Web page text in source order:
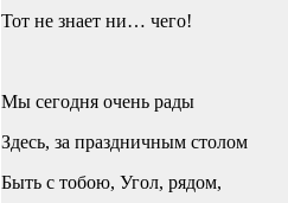
Тот не знает ни… чего!
Мы сегодня очень рады
Здесь, за праздничным столом
Быть с тобою, Угол, рядом,